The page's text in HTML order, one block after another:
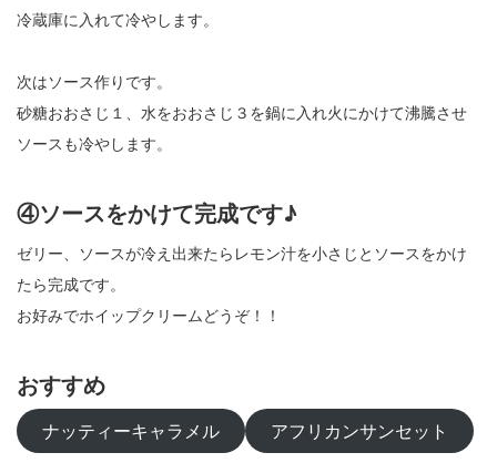
冷蔵庫に入れて冷やします。
次はソース作りです。
砂糖おおさじ１、水をおおさじ３を鍋に入れ火にかけて沸騰させ
ソースも冷やします。
④ソースをかけて完成です♪
ゼリー、ソースが冷え出来たらレモン汁を小さじとソースをかけ
たら完成です。
お好みでホイップクリームどうぞ！！
おすすめ
ナッティーキャラメル アフリカンサンセット